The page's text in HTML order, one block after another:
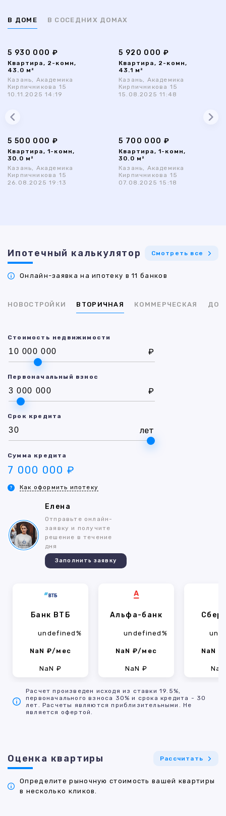
В ДОМЕ В СОСЕДНИХ ДОМАХ
5 930 000 ₽
Квартира, 2-комн,
43.0 м²
Казань, Академика
Кирпичникова 15
10.11.2025 14:19
5 920 000 ₽
Квартира, 2-комн,
43.1 м²
Казань, Академика
Кирпичникова 15
15.08.2025 11:48
5 500 000 ₽
Квартира, 1-комн,
30.0 м²
Казань, Академика
Кирпичникова 15
26.08.2025 19:13
5 700 000 ₽
Квартира, 1-комн,
30.0 м²
Казань, Академика
Кирпичникова 15
07.08.2025 15:18
Ипотечный калькулятор Смотреть все
Онлайн-заявка на ипотеку в 11 банков
НОВОСТРОЙКИ ВТОРИЧНАЯ КОММЕРЧЕСКАЯ ДОМ
Стоимость недвижимости
₽
Первоначальный взнос
₽
Срок кредита
лет
Сумма кредита
7 000 000 ₽
Как оформить ипотеку
Елена
Отправьте онлайн-
заявку и получите
решение в течение
дня
Заполнить заявку
Банк ВТБ
undefined%
NaN ₽/мес
NaN ₽
Альфа-банк
undefined%
NaN ₽/мес
NaN ₽
NaN
Расчет произведен исходя из ставки 19.5%,
первоначального взноса 30% и срока кредита - 30
лет. Расчеты являются приблизительными. Не
является офертой.
Оценка квартиры Рассчитать
Определите рыночную стоимость вашей квартиры
в несколько кликов.